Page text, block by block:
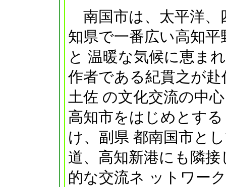
南国市は、太平洋、
知県で一番広い高知
と 温暖な気候に恵ま
作者である紀貫之が
土佐 の文化交流の中
高知市をはじめとす
け、副県 都南国市と
道、高知新港にも隣
的な交流ネ ットワー